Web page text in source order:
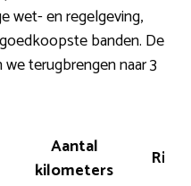
wet- en regelgeving,
banden. De
terugbrengen naar 3
Aantal
kilometers